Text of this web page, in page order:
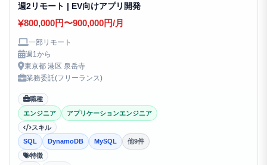
週2リモート | EV向けアプリ開発
800,000円〜900,000円/月
一部リモート
週1から
東京都 港区 泉岳寺
業務委託(フリーランス)
職種
エンジニア
アプリケーションエンジニア
スキル
SQL
DynamoDB MySQL
他9件
特徴